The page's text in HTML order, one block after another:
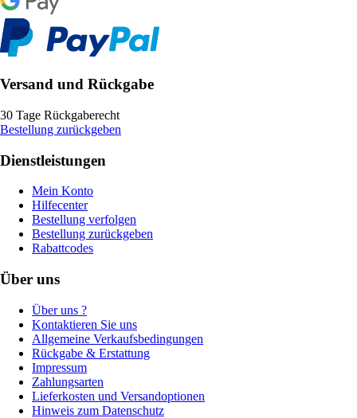
Versand und Rückgabe
30 Tage Rückgaberecht
Bestellung zurückgeben
Dienstleistungen
Mein Konto
Hilfecenter
Bestellung verfolgen
Bestellung zurückgeben
Rabattcodes
Über uns
Über uns ?
Kontaktieren Sie uns
Allgemeine Verkaufsbedingungen
Rückgabe & Erstattung
Impressum
Zahlungsarten
Lieferkosten und Versandoptionen
Hinweis zum Datenschutz